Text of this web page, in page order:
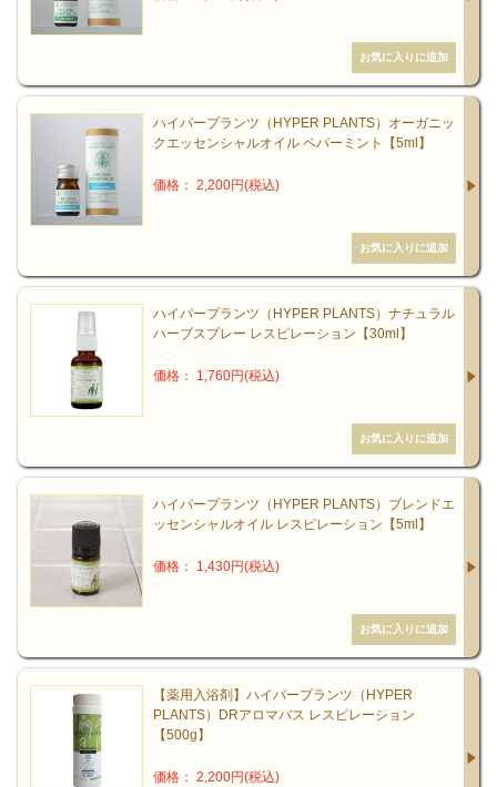
ハイパープランツ（HYPER PLANTS）オーガニッ
クエッセンシャルオイル ペパーミント【5ml】
価格： 2,200円(税込)
ハイパープランツ（HYPER PLANTS）ナチュラル
ハーブスプレー レスピレーション【30ml】
価格： 1,760円(税込)
ハイパープランツ（HYPER PLANTS）ブレンドエ
ッセンシャルオイル レスピレーション【5ml】
価格： 1,430円(税込)
【薬用入浴剤】ハイパープランツ（HYPER
PLANTS）DRアロマバス レスピレーション
【500g】
価格： 2,200円(税込)